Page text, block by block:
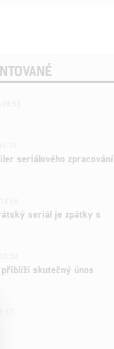
seriálového zpracování
seriál je zpátky s
skutečný únos